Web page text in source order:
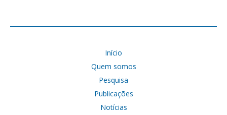
Início
Quem somos
Pesquisa
Publicações
Notícias